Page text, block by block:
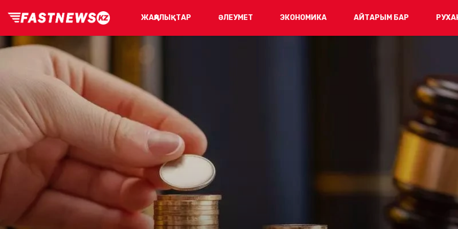
ЖАҢАЛЫҚТАР ӘЛЕУМЕТ ЭКОНОМИКА АЙТАРЫМ БАР